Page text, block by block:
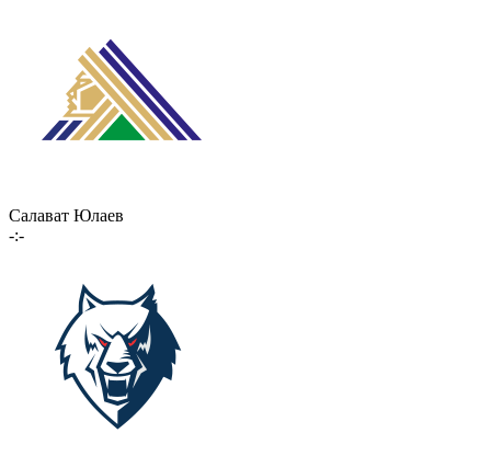
Салават Юлаев
-:-